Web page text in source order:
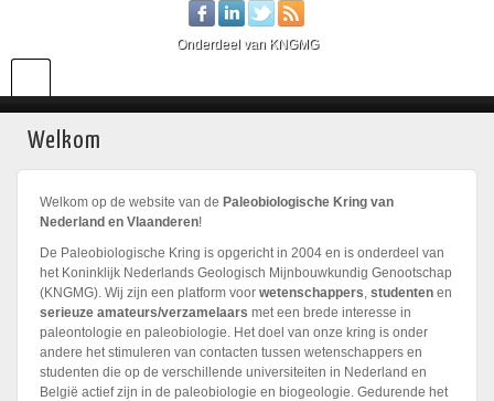
Onderdeel van KNGMG
Welkom
Welkom op de website van de Paleobiologische Kring van
Nederland en Vlaanderen!
De Paleobiologische Kring is opgericht in 2004 en is onderdeel van
het Koninklijk Nederlands Geologisch Mijnbouwkundig Genootschap
(KNGMG). Wij zijn een platform voor wetenschappers, studenten en
serieuze amateurs/verzamelaars met een brede interesse in
paleontologie en paleobiologie. Het doel van onze kring is onder
andere het stimuleren van contacten tussen wetenschappers en
studenten die op de verschillende universiteiten in Nederland en
België actief zijn in de paleobiologie en biogeologie. Gedurende het